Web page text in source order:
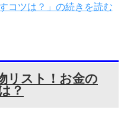
コツは？」の続きを読む
リスト！お金の
？